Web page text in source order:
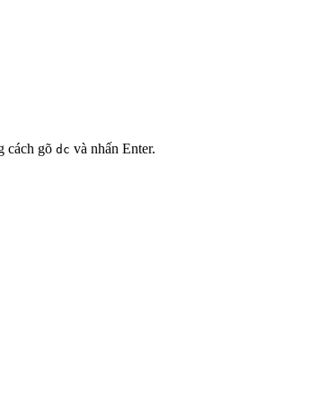
cách gõ dc và nhấn Enter.